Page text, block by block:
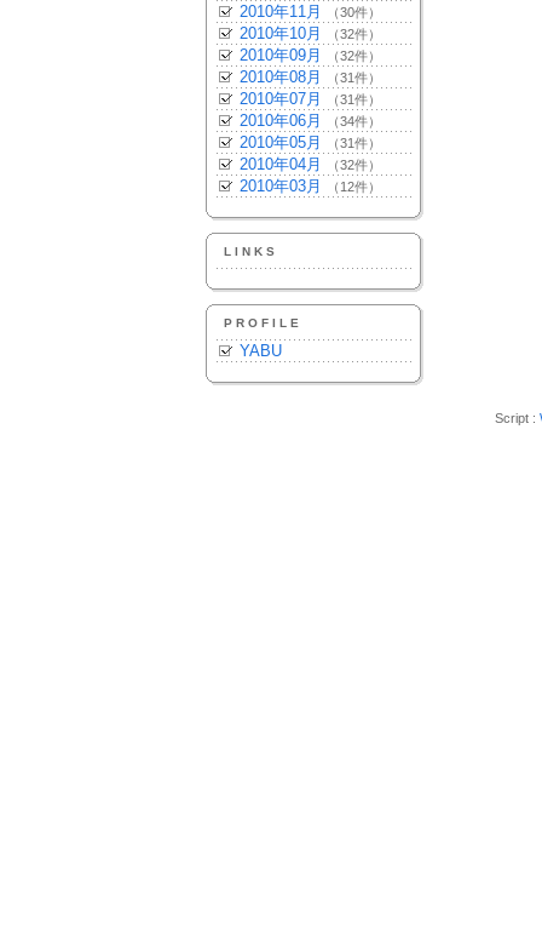
2010年11月 （30件）
2010年10月 （32件）
2010年09月 （32件）
2010年08月 （31件）
2010年07月 （31件）
2010年06月 （34件）
2010年05月 （31件）
2010年04月 （32件）
2010年03月 （12件）
LINKS
PROFILE
YABU
Script :